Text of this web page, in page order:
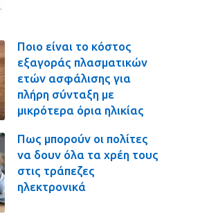
Ποιο είναι το κόστος
εξαγοράς πλασματικών
ετών ασφάλισης για
πλήρη σύνταξη με
μικρότερα όρια ηλικίας
Πως μπορούν οι πολίτες
να δουν όλα τα χρέη τους
στις τράπεζες
ηλεκτρονικά